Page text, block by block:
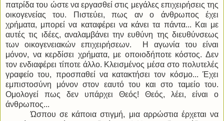
πατρίδα του ώστε να εργασθεί στις μεγάλες επιχειρήσεις της
οικογενείας του. Πιστεύει, πως αν ο άνθρωπος έχει
χρήματα, μπορεί να καταφέρει να κάνει τα πάντα... Και με
αυτές τις ιδέες, αναλαμβάνει την ευθύνη της διευθύνσεως
των οικογενειακών επιχειρήσεων. Η αγωνία του είναι
μόνον, να κερδίσει χρήματα, με οποιοδήποτε κόστος. Δεν
τον ενδιαφέρει τίποτε άλλο. Κλεισμένος μέσα στο πολυτελές
γραφείο του, προσπαθεί να κατακτήσει τον κόσμο... Έχει
εμπιστοσύνη μόνον στον εαυτό του και στο ταμείο του.
Ομολογεί πως δεν υπάρχει Θεός! Θεός, λέει, είναι ο
άνθρωπος...
Ώσπου σε κάποια στιγμή, μια αρρώστια έρχεται να